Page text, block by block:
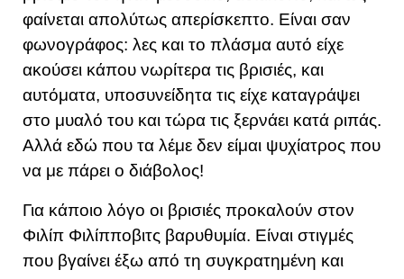
φαίνεται απολύτως απερίσκεπτο. Είναι σαν
φωνογράφος: λες και το πλάσμα αυτό είχε
ακούσει κάπου νωρίτερα τις βρισιές, και
αυτόματα, υποσυνείδητα τις είχε καταγράψει
στο μυαλό του και τώρα τις ξερνάει κατά ριπάς.
Αλλά εδώ που τα λέμε δεν είμαι ψυχίατρος που
να με πάρει ο διάβολος!
Για κάποιο λόγο οι βρισιές προκαλούν στον
Φιλίπ Φιλίπποβιτς βαρυθυμία. Είναι στιγμές
που βγαίνει έξω από τη συγκρατημένη και